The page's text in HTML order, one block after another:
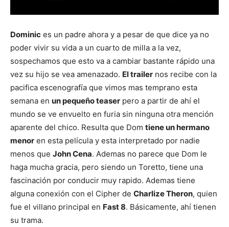
Dominic es un padre ahora y a pesar de que dice ya no
poder vivir su vida a un cuarto de milla a la vez,
sospechamos que esto va a cambiar bastante rápido una
vez su hijo se vea amenazado. El trailer nos recibe con la
pacifica escenografía que vimos mas temprano esta
semana en un pequeño teaser pero a partir de ahí el
mundo se ve envuelto en furia sin ninguna otra mención
aparente del chico. Resulta que Dom tiene un hermano
menor en esta película y esta interpretado por nadie
menos que John Cena. Ademas no parece que Dom le
haga mucha gracia, pero siendo un Toretto, tiene una
fascinación por conducir muy rapido. Ademas tiene
alguna conexión con el Cipher de Charlize Theron, quien
fue el villano principal en Fast 8. Básicamente, ahí tienen
su trama.